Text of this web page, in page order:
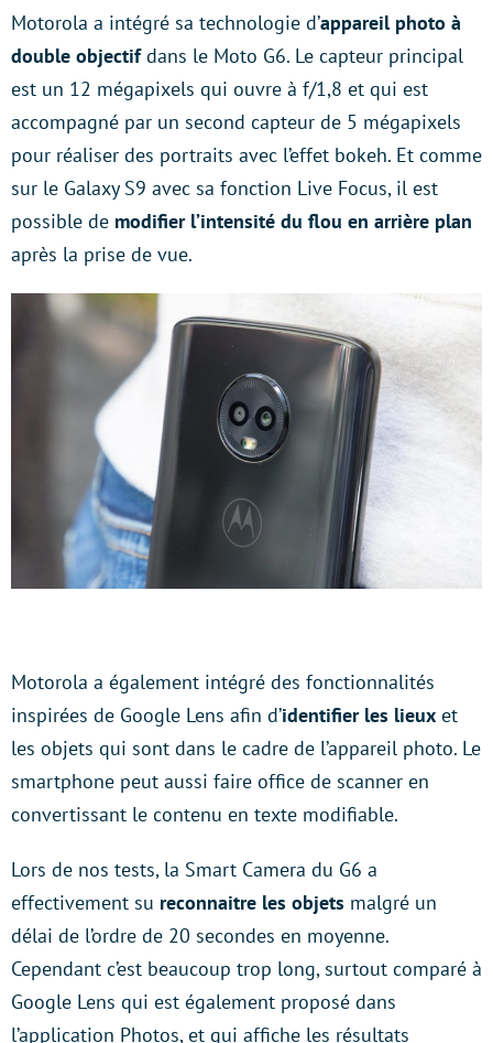
Motorola a intégré sa technologie d’appareil photo à
double objectifdans le Moto G6. Le capteur principal
est un 12 mégapixels qui ouvre à f/1,8 et qui est
accompagné par un second capteur de 5 mégapixels
pour réaliser des portraits avec l’effet bokeh. Et comme
sur le Galaxy S9 avec sa fonction Live Focus, il est
possible de modifier l’intensité du flou en arrière plan
après la prise de vue.
Motorola a également intégré des fonctionnalités
inspirées de Google Lens afin d’identifier les lieux et
les objets qui sont dans le cadre de l’appareil photo. Le
smartphone peut aussi faire office de scanner en
convertissant le contenu en texte modifiable.
Lors de nos tests, la Smart Camera du G6 a
effectivement su reconnaitre les objets malgré un
délai de l’ordre de 20 secondes en moyenne.
Cependant c’est beaucoup trop long, surtout comparé à
Google Lens qui est également proposé dans
l’application Photos, et qui affiche les résultats